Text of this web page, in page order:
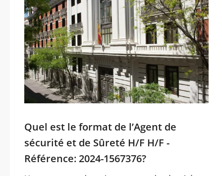
Quel est le format de l’Agent de
sécurité et de Sûreté H/F H/F -
Référence: 2024-1567376?